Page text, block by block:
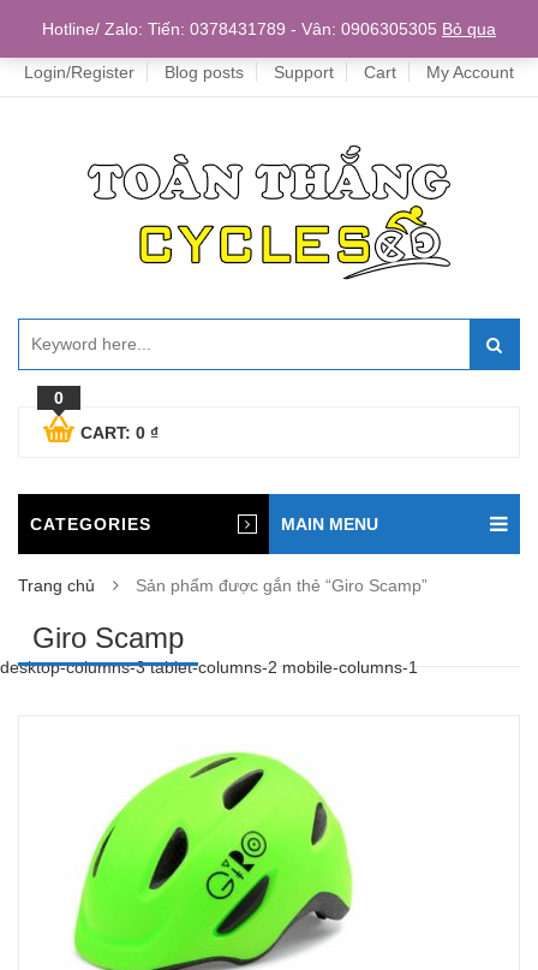
Home
Login/Register Blog posts Support Cart My Account
0
CART: 0 ₫
CATEGORIES MAIN MENU
Trang chủ Sản phẩm được gắn thẻ “Giro Scamp”
Giro Scamp
desktop-columns-3 tablet-columns-2 mobile-columns-1
Hotline/ Zalo: Tiến: 0378431789 - Vân: 0906305305 Bỏ qua